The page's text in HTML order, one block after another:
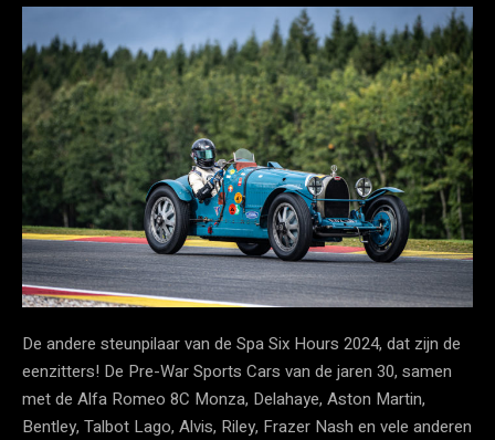
De andere steunpilaar van de Spa Six Hours 2024, dat zijn de
eenzitters! De Pre-War Sports Cars van de jaren 30, samen
met de Alfa Romeo 8C Monza, Delahaye, Aston Martin,
Bentley, Talbot Lago, Alvis, Riley, Frazer Nash en vele anderen